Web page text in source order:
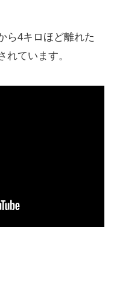
ら4キロほど離れた
ています。